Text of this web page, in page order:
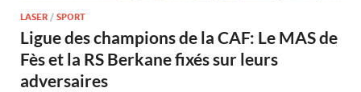
LASER / SPORT
Ligue des champions de la CAF: Le MAS de
Fès et la RS Berkane fixés sur leurs
adversaires